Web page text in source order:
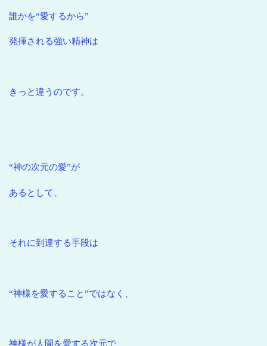
誰かを“愛するから”
発揮される強い精神は
きっと違うのです。
“神の次元の愛”が
あるとして、
それに到達する手段は
“神様を愛すること”ではなく、
神様が人間を愛する次元で